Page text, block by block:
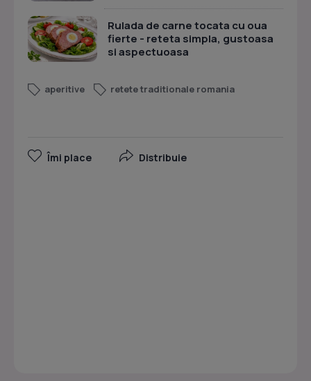
Rulada de carne tocata cu oua
fierte - reteta simpla, gustoasa
si aspectuoasa
aperitive retete traditionale romania
Îmi place Distribuie